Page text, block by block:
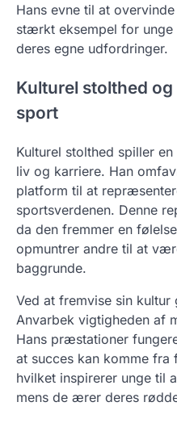
Hans evne til at
stærkt eksempel for
deres egne udfordringer.
Kulturel stolthed
sport
Kulturel stolthed spiller
liv og karriere. Han
platform til at
sportsverdenen. Denne
da den fremmer en
opmuntrer andre til at
baggrunde.
Ved at fremvise sin
Anvarbek vigtigheden af
Hans præstationer
at succes kan komme fra
hvilket inspirerer unge til
mens de ærer deres